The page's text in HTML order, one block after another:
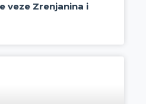
veze Zrenjanina i